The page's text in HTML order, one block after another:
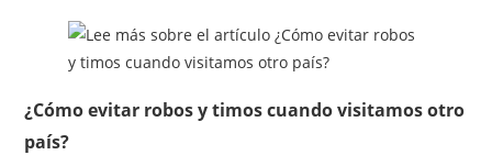
¿Cómo evitar robos y timos cuando visitamos otro
país?